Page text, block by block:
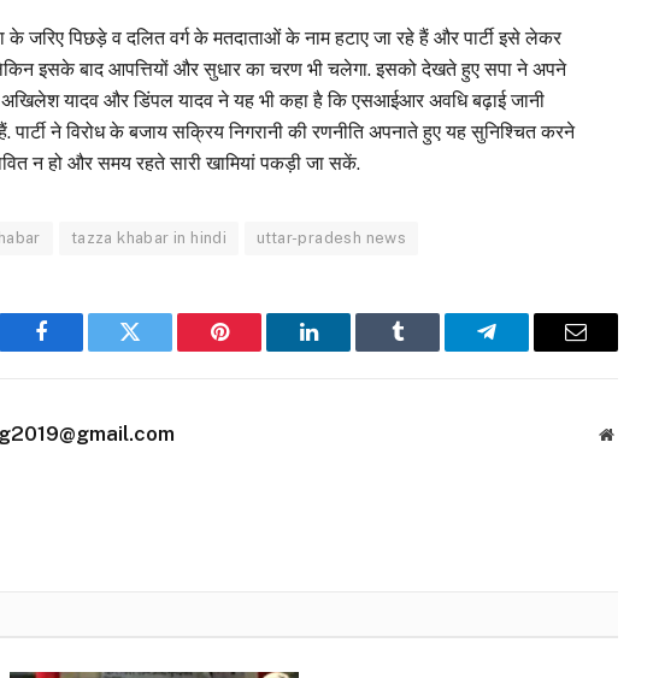
जरिए पिछड़े व दलित वर्ग के मतदाताओं के नाम हटाए जा रहे हैं और पार्टी इसे लेकर
इसके बाद आपत्तियों और सुधार का चरण भी चलेगा. इसको देखते हुए सपा ने अपने
अखिलेश यादव और डिंपल यादव ने यह भी कहा है कि एसआईआर अवधि बढ़ाई जानी
पार्टी ने विरोध के बजाय सक्रिय निगरानी की रणनीति अपनाते हुए यह सुनिश्चित करने
न हो और समय रहते सारी खामियां पकड़ी जा सकें.
tazza khabar in hindi uttar-pradesh news
Facebook Twitter Pinterest LinkedIn Tumblr Telegram Email
Website